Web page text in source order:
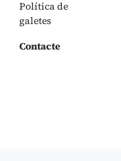
Política de
galetes
Contacte